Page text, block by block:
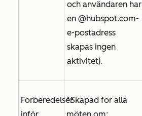
och användaren har
en @hubspot.com-
e-postadress
skapas ingen
aktivitet).
Förberedelser
inför
*Skapad för alla
möten om: